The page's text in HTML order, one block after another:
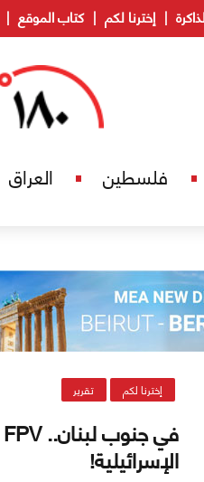
إخترنا لكم كتاب الموقع
فلسطين العراق
إخترنا لكم تقرير
الإسرائيلية!